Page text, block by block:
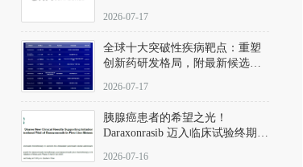
应用指南
2026-07-17
全球十大突破性疾病靶点：重塑
创新药研发格局，附最新候选分
2026-07-17
胰腺癌患者的希望之光！
Daraxonrasib 迈入临床试验终期阶
2026-07-16